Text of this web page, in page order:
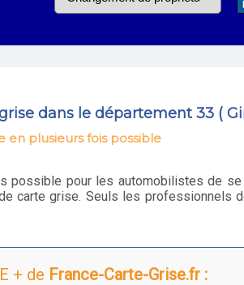
dans le département 33 (
en plusieurs fois possible
possible pour les automobilistes de
carte grise. Seuls les professionnels
+ de France-Carte-Grise.fr :